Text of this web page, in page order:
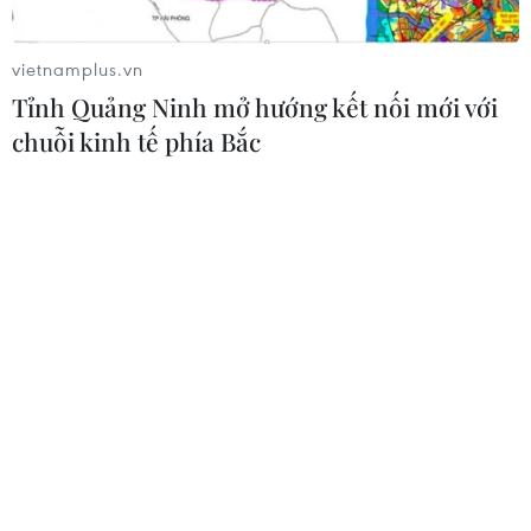
Thái Lan xây dựng tiêu chuẩn an
toàn trường học quốc gia sau vụ xả
súng
vietnamplus.vn
Tỉnh Quảng Ninh mở hướng kết nối mới với
chuỗi kinh tế phía Bắc